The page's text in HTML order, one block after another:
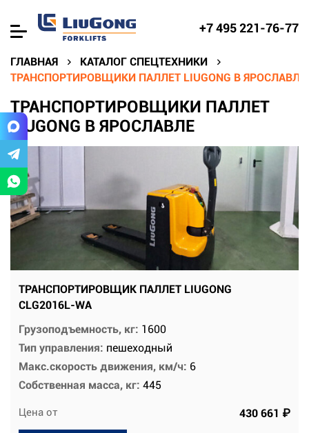
+7 495 221-76-77
ГЛАВНАЯ
КАТАЛОГ СПЕЦТЕХНИКИ
ТРАНСПОРТИРОВЩИКИ ПАЛЛЕТ LIUGONG В ЯРОСЛАВЛЕ
ТРАНСПОРТИРОВЩИКИ ПАЛЛЕТ
LIUGONG В ЯРОСЛАВЛЕ
ТРАНСПОРТИРОВЩИК ПАЛЛЕТ LIUGONG
CLG2016L-WA
Грузоподъемность, кг: 1600
Тип управления: пешеходный
Макс.скорость движения, км/ч: 6
Собственная масса, кг: 445
Цена от 430 661 ₽